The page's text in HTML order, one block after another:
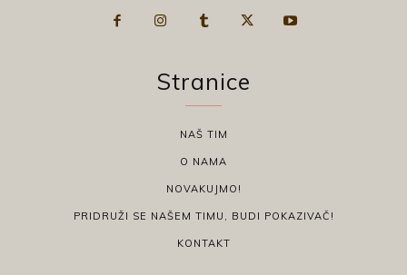
Stranice
NAŠ TIM
O NAMA
NOVAKUJMO!
PRIDRUŽI SE NAŠEM TIMU, BUDI POKAZIVAČ!
KONTAKT